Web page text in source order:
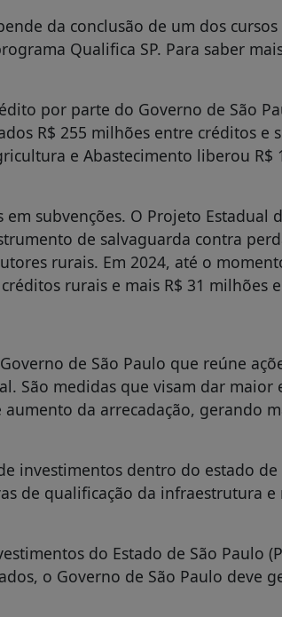
da conclusão de um dos
Qualifica SP. Para saber
por parte do Governo de São
R$ 255 milhões entre créditos e
e Abastecimento liberou R$
subvenções. O Projeto Estadual
de salvaguarda contra
rurais. Em 2024, até o
rurais e mais R$ 31 milhões
de São Paulo que reúne
São medidas que visam dar maior
da arrecadação, gerando
investimentos dentro do estado de
de qualificação da infraestrutura
do Estado de São Paulo
o Governo de São Paulo deve